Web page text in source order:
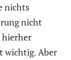
nichts
nicht
hierher
wichtig. Aber